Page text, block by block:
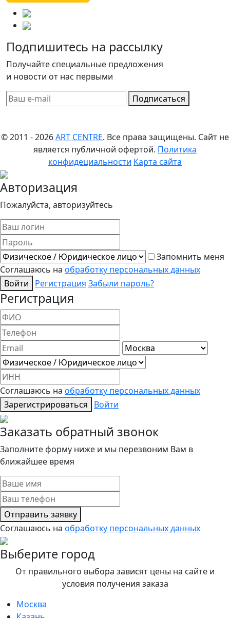
Подпишитесь на рассылку
Получайте специальные предложения
и новости от нас первыми
Подписаться
© 2011 - 2026ART CENTRE. Все права защищены. Сайт не
является публичной офертой. Политика
конфидециальности Карта сайта
Авторизация
Пожалуйста, авторизуйтесь
Запомнить меня
Соглашаюсь на обработку персональных данных
Войти
Регистрация Забыли пароль?
Регистрация
Соглашаюсь на обработку персональных данных
Зарегистрироваться
Войти
Заказать обратный звонок
Заполните форму ниже и мы перезвоним Вам в
ближайшее время
Отправить заявку
Соглашаюсь на обработку персональных данных
Выберите город
От правильного выбора зависят цены на сайте и
условия получения заказа
Москва